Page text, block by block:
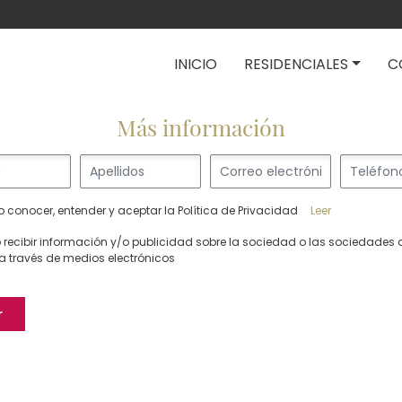
Navegación
INICIO RESIDENCIALES
Más información
conocer, entender y aceptar la Política de Privacidad Leer
recibir información y/o publicidad sobre la sociedad o las sociedades
través de medios electrónicos